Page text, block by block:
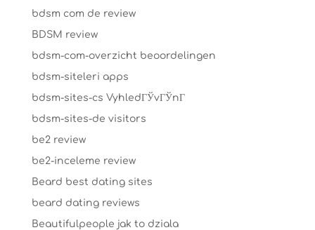
bdsm com de review
BDSM review
bdsm-com-overzicht beoordelingen
bdsm-siteleri apps
bdsm-sites-cs VyhledГЎvГЎnГ­
bdsm-sites-de visitors
be2 review
be2-inceleme review
Beard best dating sites
beard dating reviews
Beautifulpeople jak to dziala